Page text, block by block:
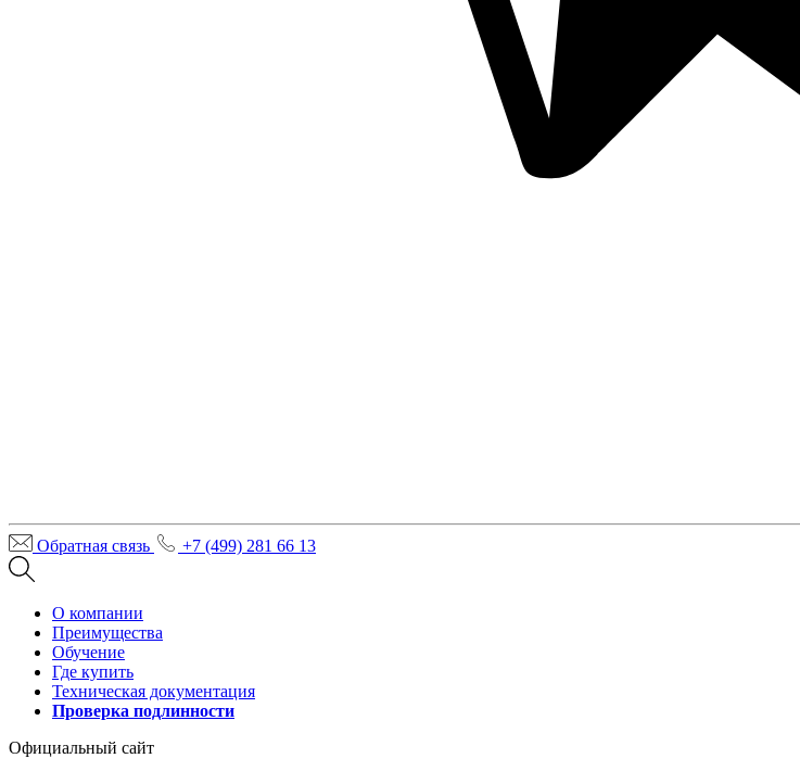
Обратная связь +7 (499) 281 66 13
О компании
Преимущества
Обучение
Где купить
Техническая документация
Проверка подлинности
Официальный сайт